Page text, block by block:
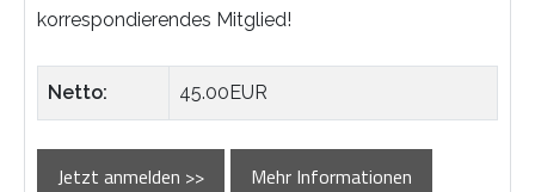
korrespondierendes Mitglied!
Netto: 45.00EUR
Jetzt anmelden >> Mehr Informationen